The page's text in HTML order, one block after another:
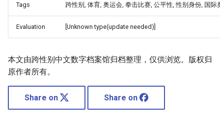
Tags 跨性别, 体育, 奥运会, 拳击比赛, 公平性, 性别身份, 国际
Evaluation [Unknown type(update needed)]
本文由跨性别中文数字档案馆归档整理，仅供浏览。版权归
原作者所有。
Share on Share on